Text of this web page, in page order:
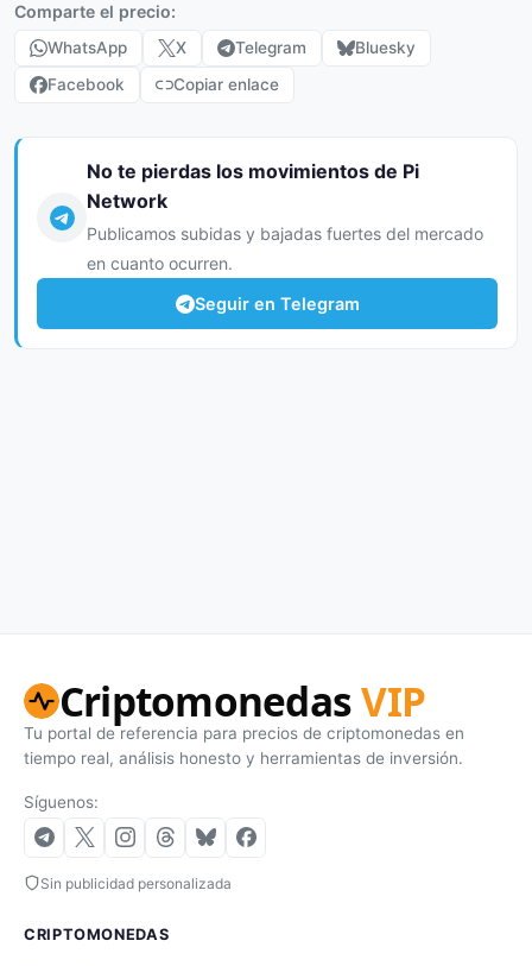
Comparte el precio:
WhatsApp X Telegram
Bluesky
Facebook
Copiar enlace
No te pierdas los movimientos de Pi
Network
Publicamos subidas y bajadas fuertes del mercado
en cuanto ocurren.
Seguir en Telegram
CriptomonedasVIP
Tu portal de referencia para precios de criptomonedas en
tiempo real, análisis honesto y herramientas de inversión.
Síguenos:
Sin publicidad personalizada
CRIPTOMONEDAS